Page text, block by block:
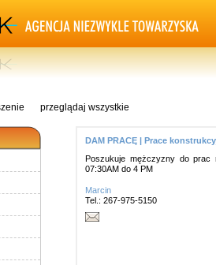
przeglądaj wszystkie
DAM PRACĘ | Prace
Poszukuje mężczyzny do prac
07:30AM do 4 PM
Marcin
Tel.: 267-975-5150